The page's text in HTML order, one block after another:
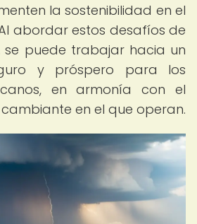
la sostenibilidad en el
abordar estos desafíos de
se puede trabajar hacia un
y próspero para los
en armonía con el
en el que operan.